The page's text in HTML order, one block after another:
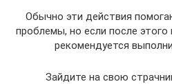
Обычно эти действия
проблемы, но если после этого
рекомендуется
Зайдите на свою